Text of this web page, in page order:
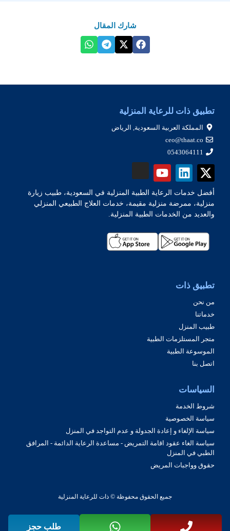
شارك المقال
تطبيق ذات للرعاية المنزلية
المملكة العربية السعودية, الرياض
ceo@thaat.co
0543064111
أفضل خدمات الرعاية الطبية المنزلية في السعودية، طبيب زيارة
منزلية، ممرضة منزلية مقيمة، خدمات العلاج الطبيعي المنزلي
والعديد من الخدمات الطبية المنزلية.
تطبيق ذات
من نحن
خدماتنا
طبيب المنزل
متجر المستلزمات الطبية
الموسوعة الطبية
اتصل بنا
السياسات
شروط الخدمة
سياسة الخصوصية
سياسة الإلغاء و إعادة الجدولة و عدم التواجد في المنزل
سياسة الغاء عقود اقامة التمريض - مساعدة الرعاية الدائمة - المرافق
الطبي في المنزل
حقوق وواجبات المريض
جميع الحقوق محفوظة © ذات للرعاية المنزلية
طلب حجز